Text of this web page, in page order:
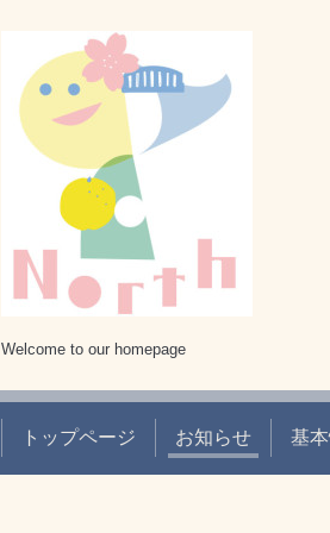
Welcome to our homepage
トップページ お知らせ 基